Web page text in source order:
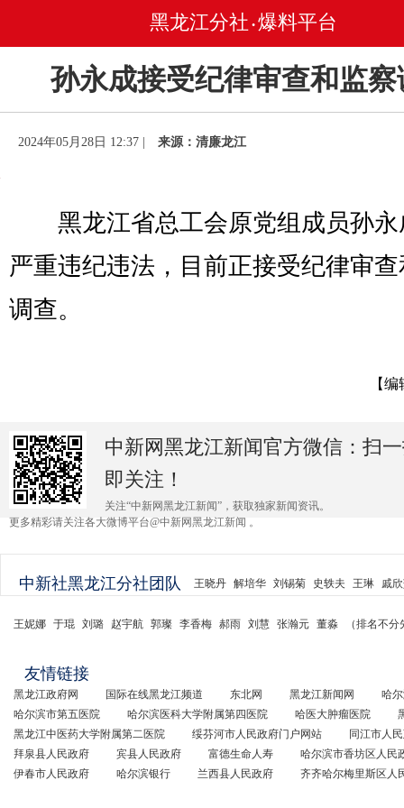
黑龙江分社 • 爆料平台
孙永成接受纪律审查和监察
2024年05月28日 12:37 | 来源：清廉龙江
黑龙江省总工会原党组成员孙永
严重违纪违法，目前正接受纪律审
调查。
【
中新网黑龙江新闻官方微信：扫
即关注！
关注“中新网黑龙江新闻”，获取独家新闻资讯。
更多精彩请关注各大微博平台@中新网黑龙江新闻 。
中新社黑龙江分社团队 王晓丹 解培华 刘锡菊 史轶夫 王琳 戚
王妮娜 于琨 刘璐 赵宇航 郭璨 李香梅 郝雨 刘慧 张瀚元 董淼 （排名不
友情链接
黑龙江政府网 国际在线黑龙江频道 东北网 黑龙江新闻网
哈
哈尔滨市第五医院
哈尔滨医科大学附属第四医院 哈医大肿瘤医院
黑龙江中医药大学附属第二医院
绥芬河市人民政府门户网站
同江市人
拜泉县人民政府
宾县人民政府 富德生命人寿
哈尔滨市香坊区人民
伊春市人民政府
哈尔滨银行 兰西县人民政府 齐齐哈尔梅里斯区人